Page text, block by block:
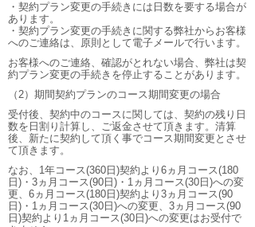
・契約プラン変更の手続きには日数を要する場合が
あります。
・契約プラン変更の手続きに関する弊社からお客様
へのご連絡は、原則として電子メールで行います。
お客様へのご連絡、確認がとれない場合、弊社は契
約プラン変更の手続きを停止することがあります。
（2）期間契約プランのコース期間変更の場合
受付後、契約中のコースに関しては、契約の残り日
数を日割り計算し、ご返金させて頂きます。清算
後、新たに契約して頂く事でコース期間変更とさせ
て頂きます。
なお、1年コース(360日)契約より6ヵ月コース(180
日)・3ヵ月コース(90日)・1ヵ月コース(30日)への変
更、6ヵ月コース(180日)契約より3ヵ月コース(90
日)・1ヵ月コース(30日)への変更、3ヵ月コース(90
日)契約より1ヵ月コース(30日)への変更はお受付で